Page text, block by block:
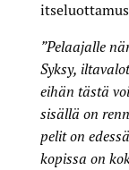
”Pelaajalle
Syksy,
eihän tästä
sisällä on
pelit on
kopissa on